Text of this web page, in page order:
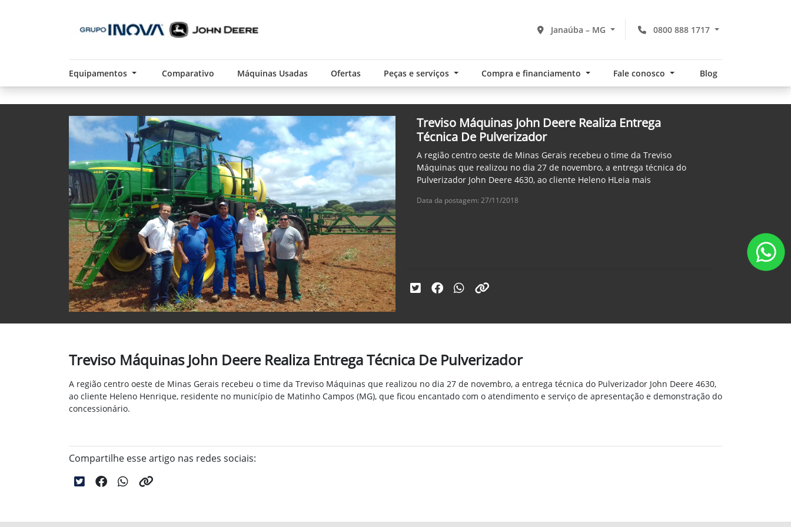
0800 888 1717
Janaúba – MG
Equipamentos Comparativo Máquinas Usadas Ofertas Peças e serviços Compra e financiamento Fale conosco Blog
Treviso Máquinas John Deere Realiza Entrega
Técnica De Pulverizador
A região centro oeste de Minas Gerais recebeu o time da Treviso
Máquinas que realizou no dia 27 de novembro, a entrega técnica do
Pulverizador John Deere 4630, ao cliente Heleno HLeia mais
Data da postagem: 27/11/2018
Treviso Máquinas John Deere Realiza Entrega Técnica De Pulverizador
A região centro oeste de Minas Gerais recebeu o time da Treviso Máquinas que realizou no dia 27 de novembro, a entrega técnica do Pulverizador John Deere 4630,
ao cliente Heleno Henrique, residente no município de Matinho Campos (MG), que ficou encantado com o atendimento e serviço de apresentação e demonstração do
concessionário.
Compartilhe esse artigo nas redes sociais: